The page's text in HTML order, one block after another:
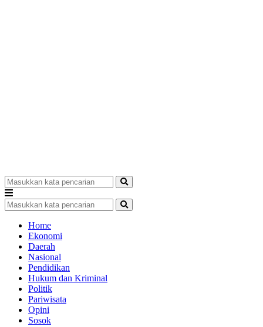
Home
Ekonomi
Daerah
Nasional
Pendidikan
Hukum dan Kriminal
Politik
Pariwisata
Opini
Sosok